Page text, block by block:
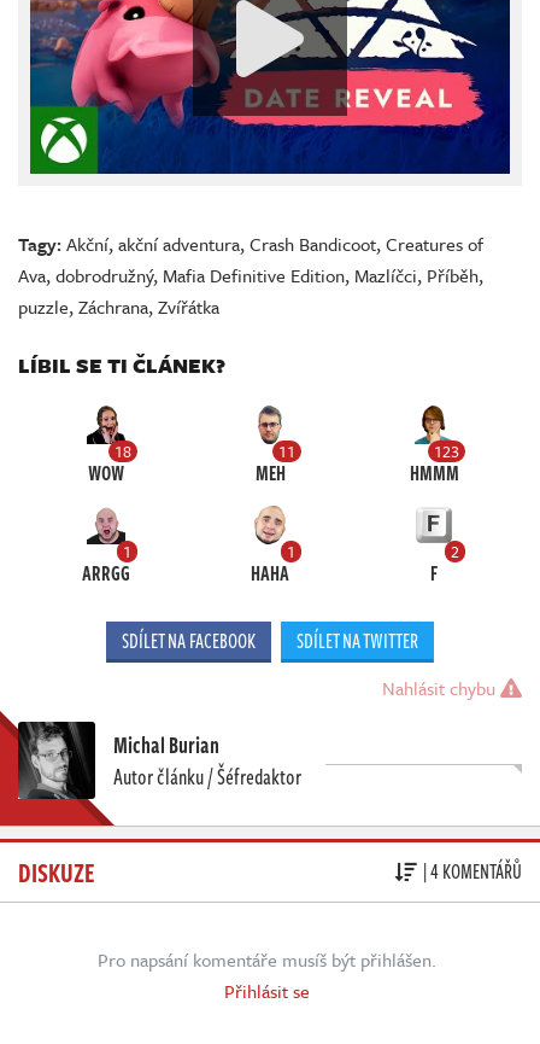
Tagy:Akční,akční adventura,Crash Bandicoot,Creatures of
Ava,dobrodružný, Mafia Definitive Edition, Mazlíčci, Příběh,
puzzle,Záchrana,Zvířátka
LÍBIL SE TI ČLÁNEK?
18
WOW
11
MEH
123
HMMM
1
ARRGG
1
HAHA
2
F
SDÍLET NA FACEBOOK SDÍLET NA TWITTER
Nahlásit chybu
Michal Burian
Autor článku / Šéfredaktor
DISKUZE | 4 KOMENTÁŘŮ
Pro napsání komentáře musíš být přihlášen.
Přihlásit se